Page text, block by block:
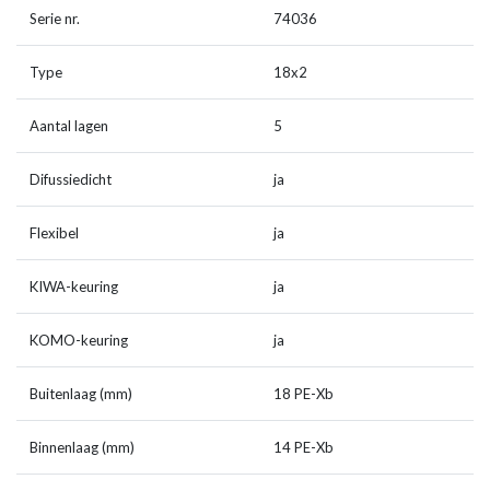
Serie nr. 74036
Type 18x2
Aantal lagen 5
Difussiedicht ja
Flexibel ja
KIWA-keuring ja
KOMO-keuring ja
Buitenlaag (mm) 18 PE-Xb
Binnenlaag (mm) 14 PE-Xb